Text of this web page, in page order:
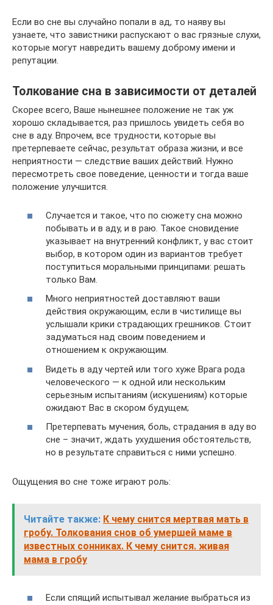
Если во сне вы случайно попали в ад, то наяву вы
узнаете, что завистники распускают о вас грязные слухи,
которые могут навредить вашему доброму имени и
репутации.
Толкование сна в зависимости от деталей
Скорее всего, Ваше нынешнее положение не так уж
хорошо складывается, раз пришлось увидеть себя во
сне в аду. Впрочем, все трудности, которые вы
претерпеваете сейчас, результат образа жизни, и все
неприятности — следствие ваших действий. Нужно
пересмотреть свое поведение, ценности и тогда ваше
положение улучшится.
Случается и такое, что по сюжету сна можно
побывать и в аду, и в раю. Такое сновидение
указывает на внутренний конфликт, у вас стоит
выбор, в котором один из вариантов требует
поступиться моральными принципами: решать
только Вам.
Много неприятностей доставляют ваши
действия окружающим, если в чистилище вы
услышали крики страдающих грешников. Стоит
задуматься над своим поведением и
отношением к окружающим.
Видеть в аду чертей или того хуже Врага рода
человеческого — к одной или нескольким
серьезным испытаниям (искушениям) которые
ожидают Вас в скором будущем;
Претерпевать мучения, боль, страдания в аду во
сне – значит, ждать ухудшения обстоятельств,
но в результате справиться с ними успешно.
Ощущения во сне тоже играют роль:
Читайте также: К чему снится мертвая мать в
гробу. Толкования снов об умершей маме в
известных сонниках. К чему снится. живая
мама в гробу
Если спящий испытывал желание выбраться из